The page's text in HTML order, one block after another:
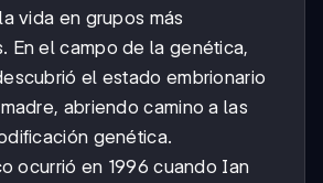
vida en grupos más
En el campo de la genética,
el estado embrionario
abriendo camino a las
genética.
ocurrió en 1996 cuando Ian